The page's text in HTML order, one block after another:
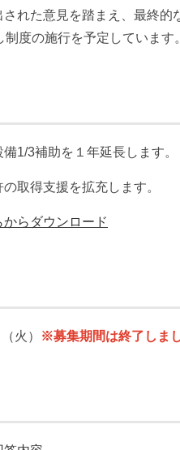
れた意見を踏まえ、最終的
度の施行を予定しています。
1/3補助を１年延長します。
取得支援を拡充します。
らダウンロード
火） ※募集期間は終了しまし